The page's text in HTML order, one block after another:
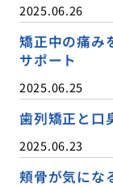
2025.06.26
矯正中の痛み
サポート
2025.06.25
歯列矯正と口
2025.06.23
頬骨が気にな